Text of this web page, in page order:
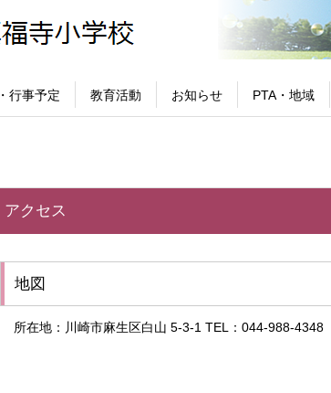
行事予定 教育活動 お知らせ PTA・地域
アクセス
地図
所在地：川崎市麻生区白山 5-3-1 TEL：044-988-4348